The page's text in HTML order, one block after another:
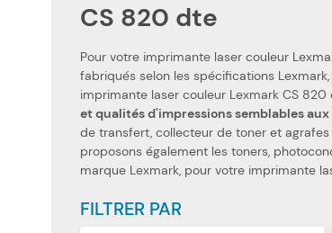
CS 820 dte
Pour votre imprimante laser couleur
fabriqués selon les spécifications Lexmark, ainsi que selon les normes spécifiques. Ceci les rend 100 % compatibles avec votre
et qualités d'impressions semblables
de transfert, collecteur de toner et
proposons également les toners, photoconducteur, unités développeur, kits de transfert, collecteurs de toner et agrafes de la
marque Lexmark, pour votre imprimante
FILTRER PAR